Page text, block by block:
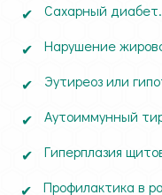
Сахарный
Нарушение
Эутиреоз или
Аутоиммунный
Гиперплазия
Профилактика в